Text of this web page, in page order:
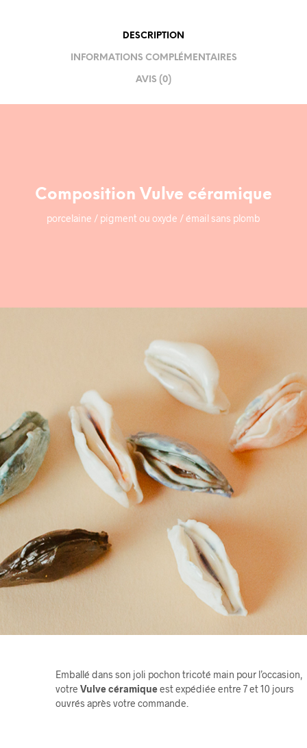
DESCRIPTION
INFORMATIONS COMPLÉMENTAIRES
AVIS (0)
Composition Vulve céramique
porcelaine / pigment ou oxyde / émail sans plomb
Emballé dans son joli pochon tricoté main pour l’occasion,
votre Vulve céramiqueest expédiée entre 7 et 10 jours
ouvrés après votre commande.